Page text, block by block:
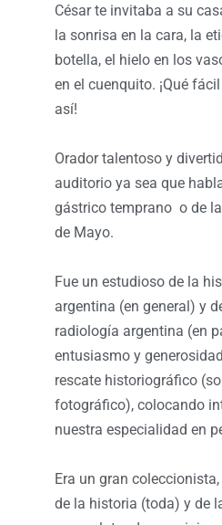
César te invitaba a su
la sonrisa en la cara, la
botella, el hielo en los
en el cuenquito. ¡Qué
así!
Orador talentoso y
auditorio ya sea que
gástrico temprano o de
de Mayo.
Fue un estudioso de la
argentina (en general) y
radiología argentina (en
entusiasmo y
rescate historiográfico
fotográfico), colocando
nuestra especialidad en
Era un gran
de la historia (toda) y de